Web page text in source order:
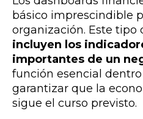
básico imprescindible
organización. Este tipo
incluyen los
importantes de un
función esencial
garantizar que la
sigue el curso previsto.